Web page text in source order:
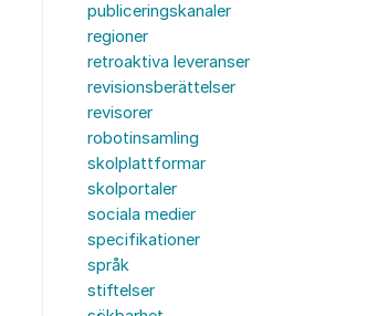
publiceringskanaler
regioner
retroaktiva leveranser
revisionsberättelser
revisorer
robotinsamling
skolplattformar
skolportaler
sociala medier
specifikationer
språk
stiftelser